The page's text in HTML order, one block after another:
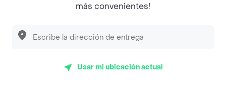
Limonada de coco.más convenientes!
Usar mi ubicación actual